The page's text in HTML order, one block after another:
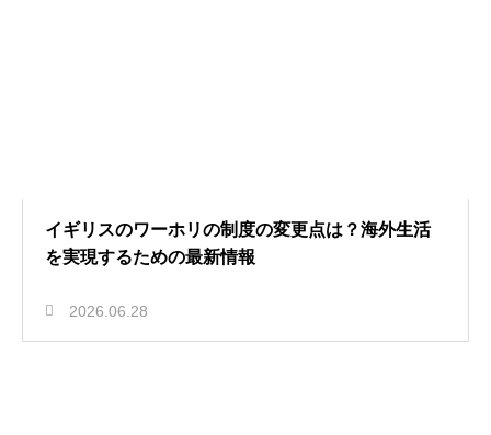
イギリスのワーホリの制度の変更点は？海外生活
を実現するための最新情報
2026.06.28